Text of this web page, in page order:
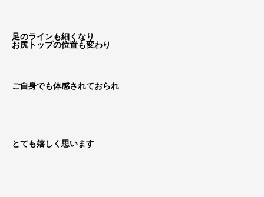
足のラインも細くなり
お尻トップの位置も変わり
ご自身でも体感されておられ
とても嬉しく思います